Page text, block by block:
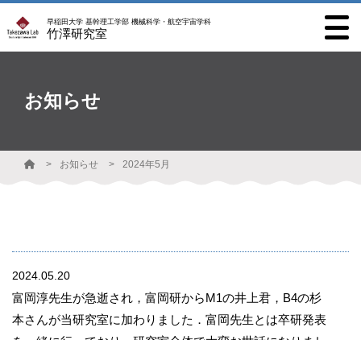
早稲田大学 基幹理工学部 機械科学・航空宇宙学科
竹澤研究室
お知らせ
お知らせ 2024年5月
2024.05.20
富岡淳先生が急逝され，富岡研からM1の井上君，B4の杉
本さんが当研究室に加わりました．富岡先生とは卒研発表